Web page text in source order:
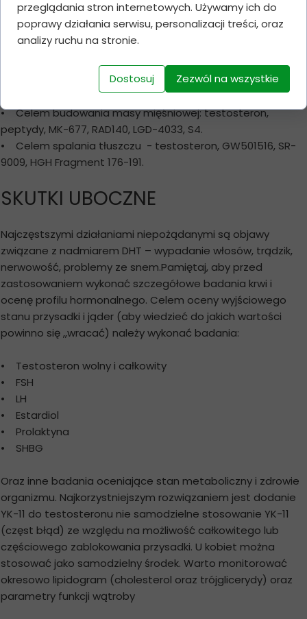
jednorazowa dawka wynosi 2.5mg, z kolei optymalna to
5mg. Optymalna maksymalna dobowa dawka to 10-15mg
(najlepiej rozbić na 2 porcje).
Środek można łączyć:
• Celem budowania masy mięśniowej: testosteron,
peptydy, MK-677, RAD140, LGD-4033, S4.
• Celem spalania tłuszczu - testosteron, GW501516, SR-
9009, HGH Fragment 176-191.
SKUTKI UBOCZNE
Najczęstszymi działaniami niepożądanymi są objawy
związane z nadmiarem DHT – wypadanie włosów, trądzik,
nerwowość, problemy ze snem.Pamiętaj, aby przed
zastosowaniem wykonać szczegółowe badania krwi i
ocenę profilu hormonalnego. Celem oceny wyjściowego
stanu przysadki i jąder (aby wiedzieć do jakich wartości
powinno się ,,wracać) należy wykonać badania:
• Testosteron wolny i całkowity
• FSH
• LH
• Estardiol
• Prolaktyna
• SHBG
Oraz inne badania oceniające stan metaboliczny i zdrowie
organizmu. Najkorzystniejszym rozwiązaniem jest dodanie
YK-11 do testosteronu nie samodzielne stosowanie YK-11
(częst błąd) ze względu na możliwość całkowitego lub
częściowego zablokowania przysadki. U kobiet można
stosować jako samodzielny środek. Warto monitorować
okresowo lipidogram (cholesterol oraz trójglicerydy) oraz
parametry funkcji wątroby
przeglądania stron internetowych. Używamy ich do
poprawy działania serwisu, personalizacji treści, oraz
analizy ruchu na stronie.
Dostosuj Zezwól na wszystkie